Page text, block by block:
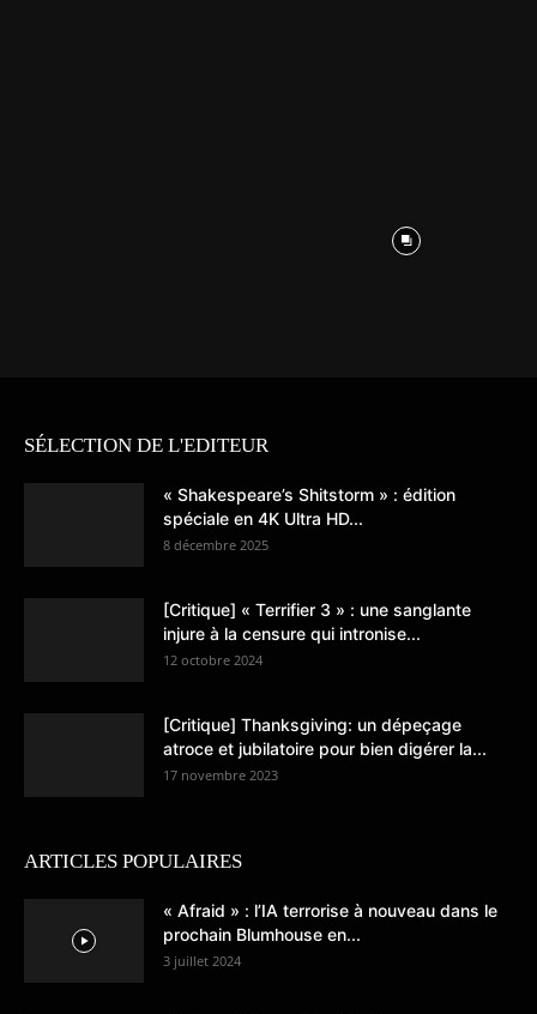
SÉLECTION DE L'EDITEUR
« Shakespeare’s Shitstorm » : édition
spéciale en 4K Ultra HD...
8 décembre 2025
[Critique] « Terrifier 3 » : une sanglante
injure à la censure qui intronise...
12 octobre 2024
[Critique] Thanksgiving: un dépeçage
atroce et jubilatoire pour bien digérer la...
17 novembre 2023
ARTICLES POPULAIRES
« Afraid » : l’IA terrorise à nouveau dans le
prochain Blumhouse en...
3 juillet 2024